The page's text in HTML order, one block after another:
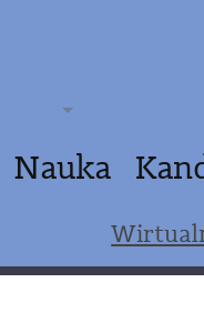
Nauka